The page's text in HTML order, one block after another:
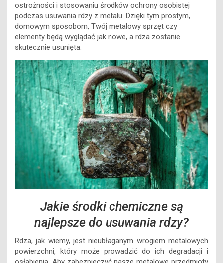
ostrożności i stosowaniu środków ochrony osobistej
podczas usuwania rdzy z metalu. Dzięki tym prostym,
domowym sposobom, Twój metalowy sprzęt czy
elementy będą wyglądać jak nowe, a rdza zostanie
skutecznie usunięta.
Jakie środki chemiczne są
najlepsze do usuwania rdzy?
Rdza, jak wiemy, jest nieubłaganym wrogiem metalowych
powierzchni, który może prowadzić do ich degradacji i